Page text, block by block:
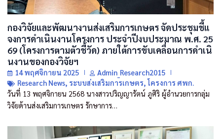
กองวิจัยและพัฒนางานส่งเสริมการเกษตร จัดประชุมชี้แ
จงการดำเนินงานโครงการ ประจำปีงบประมาณ พ.ศ. 25
69 (โครงการตามตัวชี้วัด) ภายใต้การขับเคลื่อนการดำเนิ
นงานของกองวิจัยฯ
14 พฤศจิกายน 2025
Admin_Research2015
Research News, ระบบส่งเสริมการเกษตร,โครงการ ศพก.
วันที่ 13 พฤศจิกายน 2568 นางสาวปริญญารัตน์ ภูศิริ ผู้อำนวยการกลุ่ม
วิจัยด้านส่งเสริมการเกษตร รักษาการ…